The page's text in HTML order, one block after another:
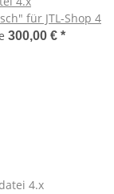
für JTL-Shop 4
300,00 € *